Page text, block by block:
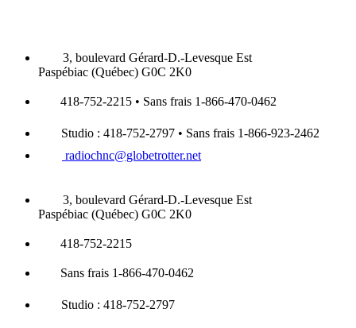
3, boulevard Gérard-D.-Levesque Est
Paspébiac (Québec) G0C 2K0
418-752-2215 • Sans frais 1-866-470-0462
Studio : 418-752-2797 • Sans frais 1-866-923-2462
radiochnc@globetrotter.net
3, boulevard Gérard-D.-Levesque Est
Paspébiac (Québec) G0C 2K0
418-752-2215
Sans frais 1-866-470-0462
Studio : 418-752-2797